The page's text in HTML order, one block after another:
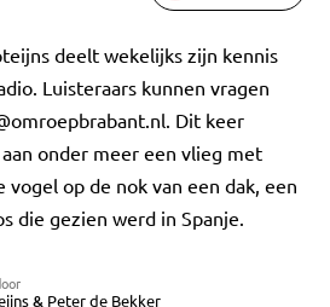
deelt wekelijks zijn kennis
Luisteraars kunnen vragen
. Dit keer
onder meer een vlieg met
vogel op de nok van een dak, een
die gezien werd in Spanje.
& Peter de Bekker